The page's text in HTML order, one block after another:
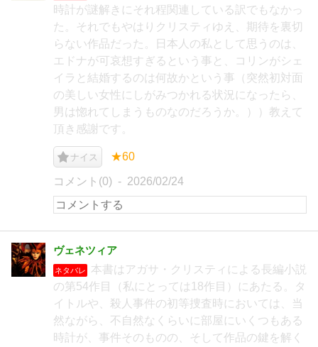
時計が謎解きにそれ程関連している訳でもなかっ
た。それでもやはりクリスティゆえ、期待を裏切
らない作品だった。日本人の私として思うのは、
エドナが可哀想すぎるという事と、コリンがシェ
イラと結婚するのは何故かという事（突然初対面
の美しい女性にしがみつかれる状況になったら、
男は惚れてしまうものなのだろうか。））教えて
頂き感謝です。
ナイス ★60
コメント(0) 2026/02/24
ヴェネツィア
ネタバレ
本書はアガサ・クリスティによる長編小説
の第54作目（私にとっては18作目）にあたる。タ
イトルや、殺人事件の初等捜査時においては、当
然ながら、不自然なくらいに部屋にいくつもある
時計が、事件そのものの、そして作品の鍵を解く